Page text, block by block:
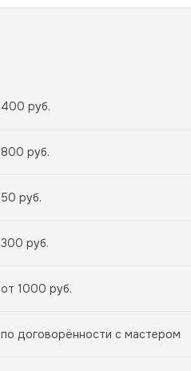
400 руб.
800 руб.
50 руб.
300 руб.
от 1000 руб.
по договорённости с мастером